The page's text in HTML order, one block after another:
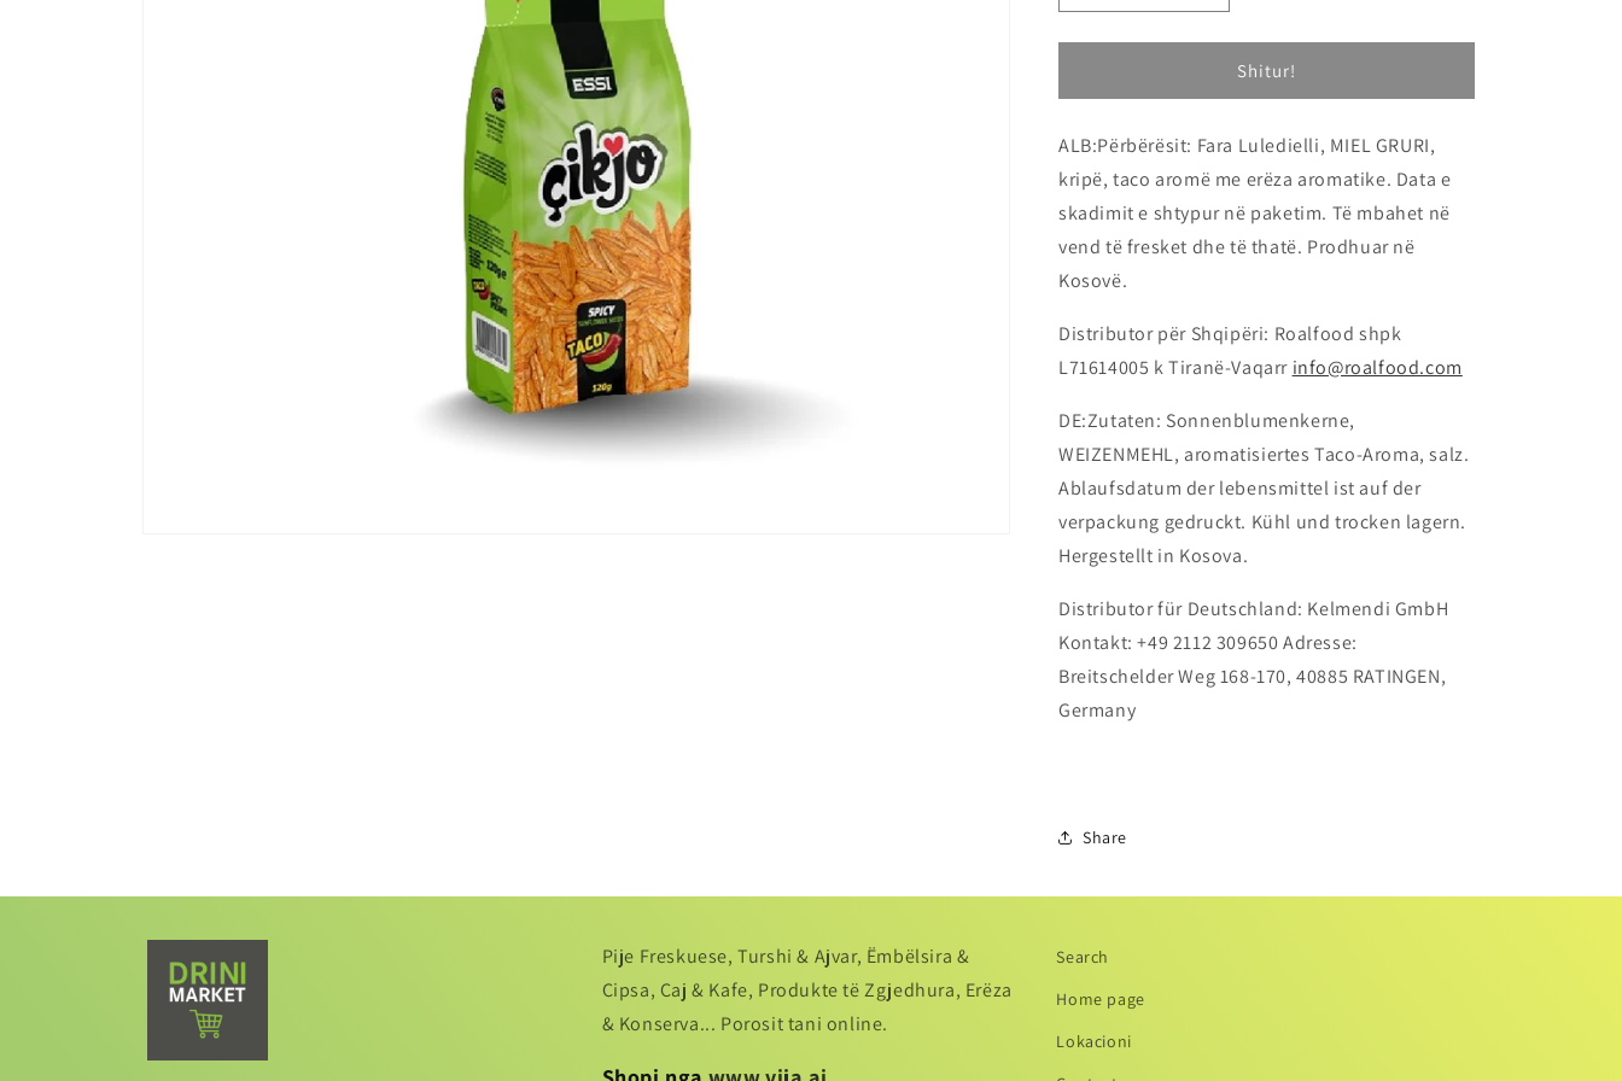
Shitur!
ALB:Përbërësit: Fara Luledielli, MIEL GRURI,
kripë, taco aromë me erëza aromatike. Data e
skadimit e shtypur në paketim. Të mbahet në
vend të fresket dhe të thatë. Prodhuar në
Kosovë.
Distributor për Shqipëri: Roalfood shpk
L71614005 k Tiranë-Vaqarr info@roalfood.com
DE:Zutaten: Sonnenblumenkerne,
WEIZENMEHL, aromatisiertes Taco-Aroma, salz.
Ablaufsdatum der lebensmittel ist auf der
verpackung gedruckt. Kühl und trocken lagern.
Hergestellt in Kosova.
Distributor für Deutschland: Kelmendi GmbH
Kontakt: +49 2112 309650 Adresse:
Breitschelder Weg 168-170, 40885 RATINGEN,
Germany
Share
Pije Freskuese, Turshi & Ajvar, Ëmbëlsira &
Cipsa, Caj & Kafe, Produkte të Zgjedhura, Erëza
& Konserva... Porosit tani online.
Search
Home page
Lokacioni